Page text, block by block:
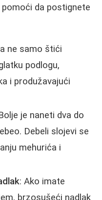
da postignete
ne samo štići
podlogu,
i produžavajući
je naneti dva do
Debeli slojevi se
mehurića i
: Ako imate
brzosušeći nadlak